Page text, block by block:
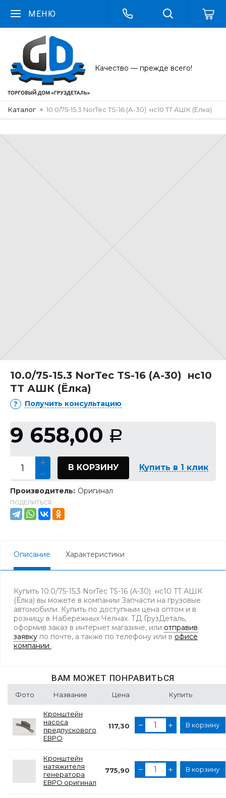
МЕНЮ
Качество — прежде всего!
Каталог 10.0/75-15.3 NorTec TS-16 (А-30) нс10 TT АШК (Ёлка)
10.0/75-15.3 NorTec TS-16 (А-30) нс10
TT АШК (Ёлка)
Получить консультацию
9 658,00 Р
В КОРЗИНУ Купить в 1 клик
Производитель: Оригинал
ПОДЕЛИТЬСЯ:
Описание Характеристики
Купить 10.0/75-15.3 NorTec TS-16 (А-30) нс10 TT АШК
(Ёлка) вы можете в компании Запчасти на грузовые
автомобили. Купить по доступным цена оптом и в
розницу в Набережных Челнах. ТД ГрузДеталь,
оформив заказ в интернет магазине, или отправив
заявку по почте, а также по телефону или в офисе
компании .
ВАМ МОЖЕТ ПОНРАВИТЬСЯ
Фото Название Цена Купить
Кронштейн
насоса
предпускового
ЕВРО
117,30 В корзину
Кронштейн
натяжителя
генератора
ЕВРО оригинал
775,90 В корзину